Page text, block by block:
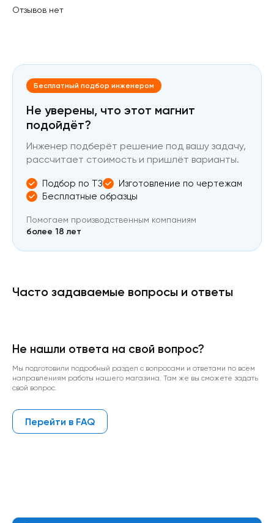
Отзывов нет
Бесплатный подбор инженером
Не уверены, что этот магнит
подойдёт?
Инженер подберёт решение под вашу задачу,
рассчитает стоимость и пришлёт варианты.
Подбор по ТЗ
Изготовление по чертежам
Бесплатные образцы
Помогаем производственным компаниям
более 18 лет
Часто задаваемые вопросы и ответы
Не нашли ответа на свой вопрос?
Мы подготовили подробный раздел с вопросами и ответами по всем
направлениям работы нашего магазина. Там же вы сможете задать
свой вопрос.
Перейти в FAQ